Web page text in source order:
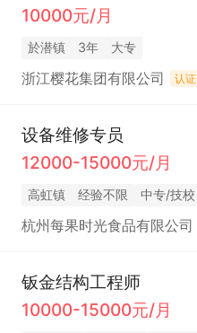
10000元/月
於潜镇 3年 大专
浙江樱花集团有限公司 认证
设备维修专员
12000-15000元/月
高虹镇 经验不限 中专/技校
杭州每果时光食品有限公司
钣金结构工程师
10000-15000元/月